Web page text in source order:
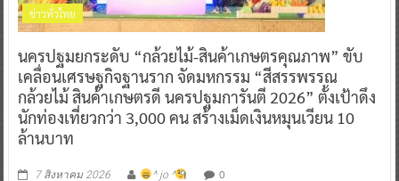
ข่าวทั่วไทย
นครปฐมยกระดับ “กล้วยไม้-สินค้าเกษตรคุณภาพ” ขับ
เคลื่อนเศรษฐกิจฐานราก จัดมหกรรม “สีสรรพรรณ
กล้วยไม้ สินค้าเกษตรดี นครปฐมการันตี 2026” ตั้งเป้าดึง
นักท่องเที่ยวกว่า 3,000 คน สร้างเม็ดเงินหมุนเวียน 10
ล้านบาท
7 สิงหาคม 2026 ^ jo ^ 0